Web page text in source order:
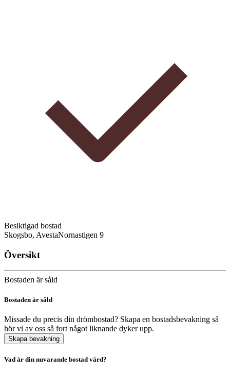
Besiktigad bostad
Skogsbo, AvestaNornastigen 9
Översikt
Bostaden är såld
Bostaden är såld
Missade du precis din drömbostad? Skapa en bostadsbevakning så
hör vi av oss så fort något liknande dyker upp.
Skapa bevakning
Vad är din nuvarande bostad värd?